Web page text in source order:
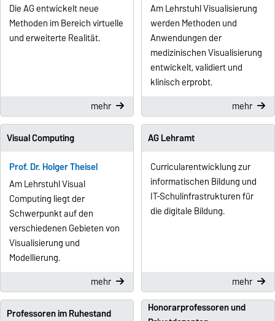
Die AG entwickelt neue
Methoden im Bereich virtuelle
und erweiterte Realität.
mehr
Am Lehrstuhl Visualisierung
werden Methoden und
Anwendungen der
medizinischen Visualisierung
entwickelt, validiert und
klinisch erprobt.
mehr
Visual Computing
Prof. Dr. Holger Theisel
Am Lehrstuhl Visual
Computing liegt der
Schwerpunkt auf den
verschiedenen Gebieten von
Visualisierung und
Modellierung.
mehr
AG Lehramt
Curricularentwicklung zur
informatischen Bildung und
IT-Schulinfrastrukturen für
die digitale Bildung.
mehr
Professoren im Ruhestand
Honorarprofessoren und